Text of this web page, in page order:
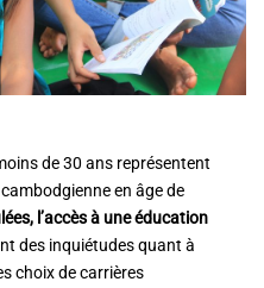
de 30 ans représentent
en âge de
l’accès à une éducation
des inquiétudes quant à
choix de carrières